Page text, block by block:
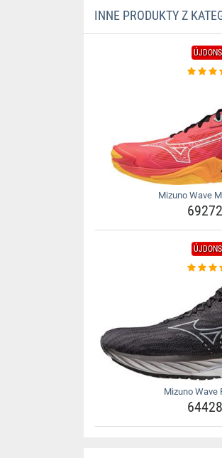
INNE PRODUKTY Z
Mizuno Wave
Mizuno Wave